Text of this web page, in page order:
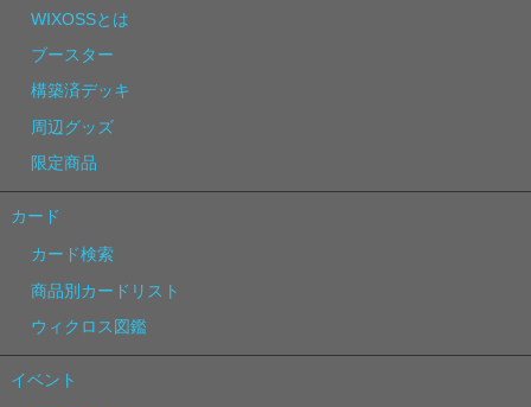
WIXOSSとは
ブースター
構築済デッキ
周辺グッズ
限定商品
カード
カード検索
商品別カードリスト
ウィクロス図鑑
イベント